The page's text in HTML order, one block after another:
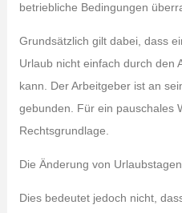
betriebliche Bedingungen
Grundsätzlich gilt dabei, dass
Urlaub nicht einfach durch den
kann. Der Arbeitgeber ist an
gebunden. Für ein pauschales
Rechtsgrundlage.
Die Änderung von
Dies bedeutet jedoch nicht,